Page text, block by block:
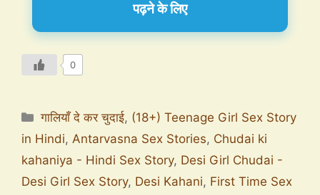
पढ़ने के लिए
0
गालियाँ दे कर चुदाई, (18+) Teenage Girl Sex Story
in Hindi, Antarvasna Sex Stories, Chudai ki
kahaniya - Hindi Sex Story, Desi Girl Chudai -
Desi Girl Sex Story, Desi Kahani, First Time Sex